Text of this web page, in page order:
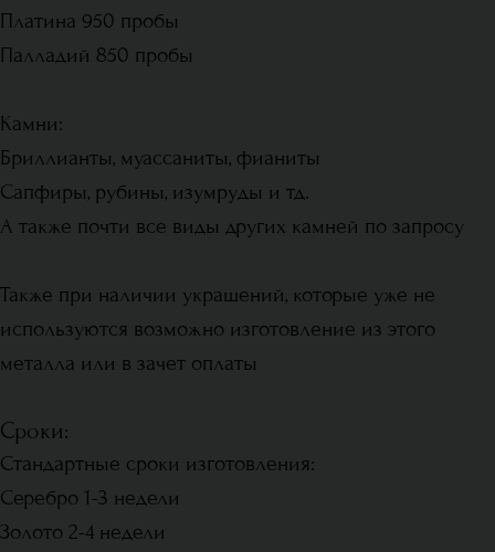
Платина 950 пробы
Палладий 850 пробы
Камни:
Бриллианты, муассаниты, фианиты
Сапфиры, рубины, изумруды и тд.
А также почти все виды других камней по запросу
Также при наличии украшений, которые уже не
используются возможно изготовление из этого
металла или в зачет оплаты
Сроки:
Стандартные сроки изготовления:
Серебро 1-3 недели
Золото 2-4 недели